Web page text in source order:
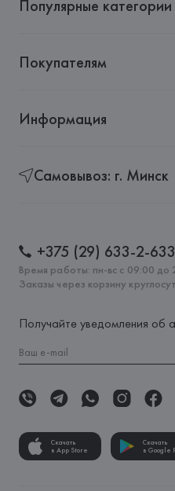
Популярные категории
Покупателям
Информация
Самовывоз: г. Минск
+375 (29) 633-2-633
Время работы: пн-вс с 09:00 до
Заказы через корзину
Получайте уведомления об
Скачать
в App Store
Скачать
в Google